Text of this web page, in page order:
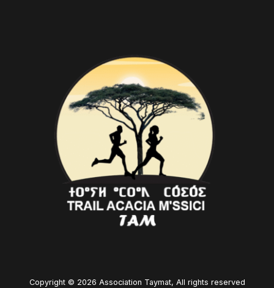
Copyright © 2026 Association Taymat, All rights reserved